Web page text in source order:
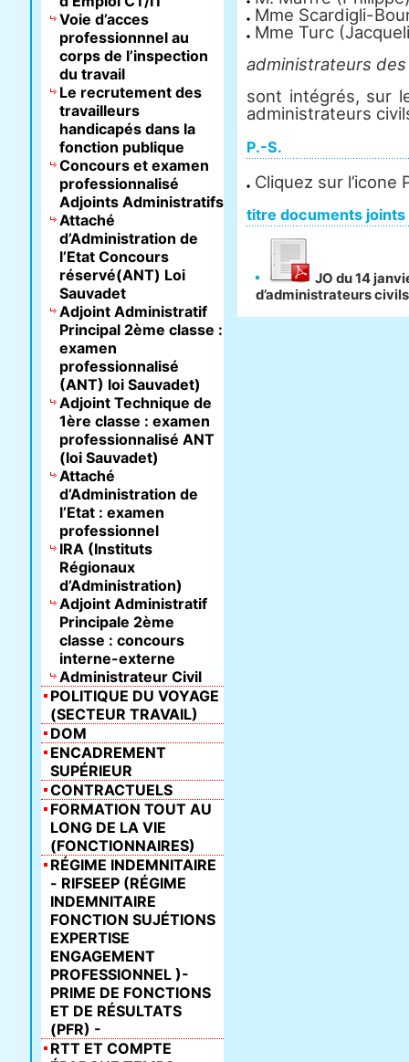
Mme Scardigli-
Mme Turc
administrateurs
sont intégrés, sur
administrateurs
P.-S.
Cliquez sur
titre documents joints
JO du 14
d’administrateurs civils
Voie d’acces
professionnnel au
corps de l’inspection
du travail
Le recrutement des
travailleurs
handicapés dans la
fonction publique
Concours et examen
professionnalisé
Adjoints Administratifs
Attaché
d’Administration de
l’Etat Concours
réservé(ANT) Loi
Sauvadet
Adjoint Administratif
Principal 2ème classe :
examen
professionnalisé
(ANT) loi Sauvadet)
Adjoint Technique de
1ère classe : examen
professionnalisé ANT
(loi Sauvadet)
Attaché
d’Administration de
l’Etat : examen
professionnel
IRA (Instituts
Régionaux
d’Administration)
Adjoint Administratif
Principale 2ème
classe : concours
interne-externe
Administrateur Civil
POLITIQUE DU VOYAGE
(SECTEUR TRAVAIL)
DOM
ENCADREMENT
SUPÉRIEUR
CONTRACTUELS
FORMATION TOUT AU
LONG DE LA VIE
(FONCTIONNAIRES)
RÉGIME INDEMNITAIRE
- RIFSEEP (RÉGIME
INDEMNITAIRE
FONCTION SUJÉTIONS
EXPERTISE
ENGAGEMENT
PROFESSIONNEL )-
PRIME DE FONCTIONS
ET DE RÉSULTATS
(PFR) -
RTT ET COMPTE